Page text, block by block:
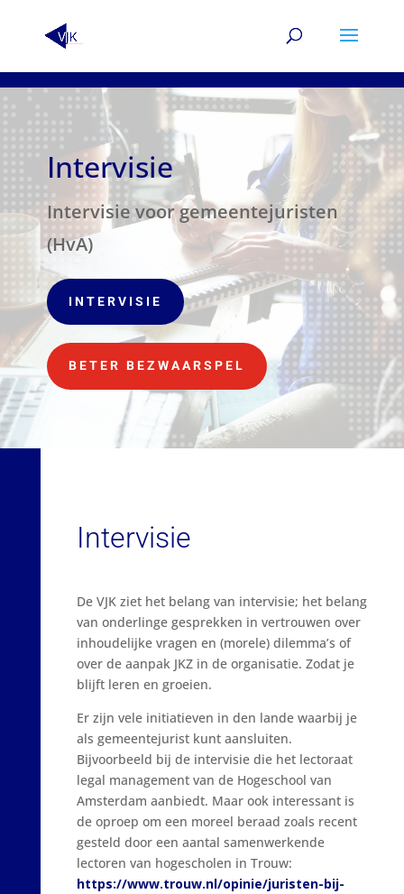
Intervisie
Intervisie voor gemeentejuristen
(HvA)
INTERVISIE
BETER BEZWAARSPEL
Intervisie
De VJK ziet het belang van intervisie; het belang
van onderlinge gesprekken in vertrouwen over
inhoudelijke vragen en (morele) dilemma’s of
over de aanpak JKZ in de organisatie. Zodat je
blijft leren en groeien.
Er zijn vele initiatieven in den lande waarbij je
als gemeentejurist kunt aansluiten.
Bijvoorbeeld bij de intervisie die het lectoraat
legal management van de Hogeschool van
Amsterdam aanbiedt. Maar ook interessant is
de oproep om een moreel beraad zoals recent
gesteld door een aantal samenwerkende
lectoren van hogescholen in Trouw:
https://www.trouw.nl/opinie/juristen-bij-